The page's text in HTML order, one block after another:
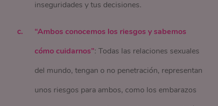
inseguridades y tus decisiones.
“Ambos conocemos los riesgos y sabemos
cómo cuidarnos”: Todas las relaciones sexuales
del mundo, tengan o no penetración, representan
unos riesgos para ambos, como los embarazos